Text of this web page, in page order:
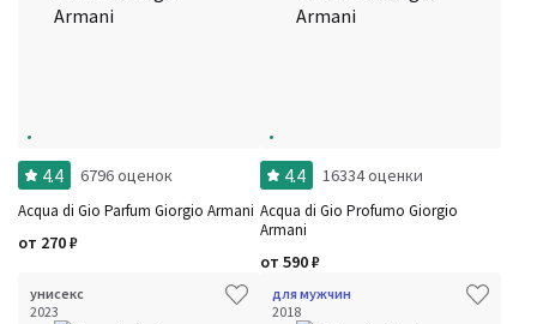
4.4 6796 оценок
Acqua di Gio Parfum Giorgio Armani
от 270₽
4.4 16334 оценки
Acqua di Gio Profumo Giorgio
Armani
от 590₽
унисекс
2023
для мужчин
2018